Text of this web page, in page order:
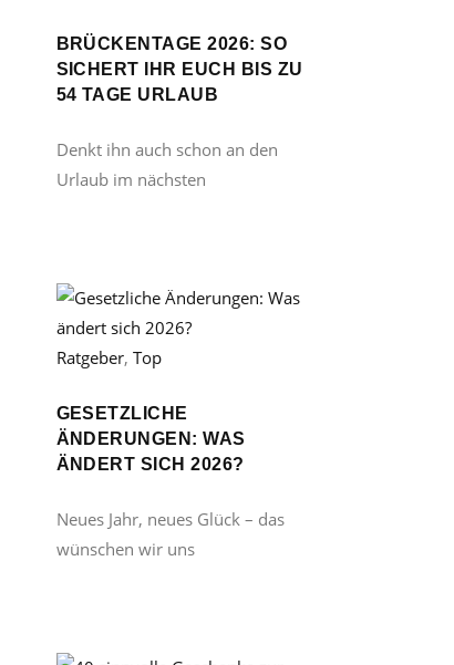
BRÜCKENTAGE 2026: SO
SICHERT IHR EUCH BIS ZU
54 TAGE URLAUB
Denkt ihn auch schon an den
Urlaub im nächsten
Ratgeber, Top
GESETZLICHE
ÄNDERUNGEN: WAS
ÄNDERT SICH 2026?
Neues Jahr, neues Glück – das
wünschen wir uns